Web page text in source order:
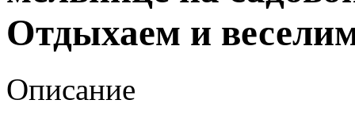
Отдыхаем и
Описание